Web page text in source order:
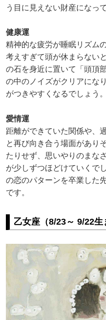
う目に見えない財産になっ
健康運
精神的な疲労が睡眠リズム
考えすぎて頭が休まらない
の石を身近に置いて「頭頂
の中のノイズがクリアにな
がつきやすくなるでしょう。
愛情運
距離ができていた関係や、
と再び向き合う場面があり
たりせず、思いやりのまな
が少しずつほどけていくで
の恋のパターンを卒業した
です。
乙女座（8/23～ 9/22生